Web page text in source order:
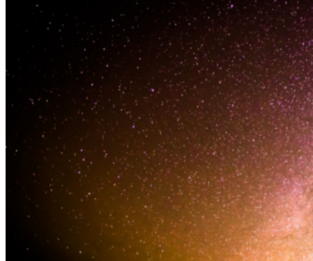
Recherche / Documents scientifiques
Contact